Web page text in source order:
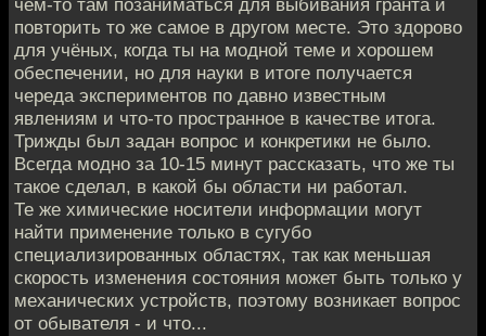
чем-то там позаниматься для выбивания гранта и
повторить то же самое в другом месте. Это здорово
для учёных, когда ты на модной теме и хорошем
обеспечении, но для науки в итоге получается
череда экспериментов по давно известным
явлениям и что-то пространное в качестве итога.
Трижды был задан вопрос и конкретики не было.
Всегда модно за 10-15 минут рассказать, что же ты
такое сделал, в какой бы области ни работал.
Те же химические носители информации могут
найти применение только в сугубо
специализированных областях, так как меньшая
скорость изменения состояния может быть только у
механических устройств, поэтому возникает вопрос
от обывателя - и что...